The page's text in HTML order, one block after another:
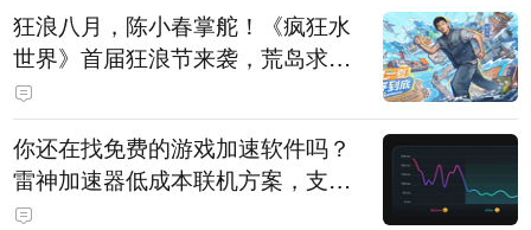
狂浪八月，陈小春掌舵！《疯狂水
世界》首届狂浪节来袭，荒岛求生
直播即将开启
你还在找免费的游戏加速软件吗？
雷神加速器低成本联机方案，支持
免费试用